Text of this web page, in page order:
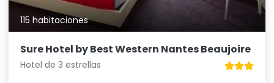
115 habitaciones
Sure Hotel by Best Western Nantes Beaujoire
Hotel de 3 estrellas